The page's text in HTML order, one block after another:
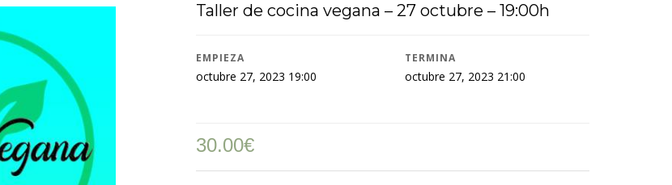
Taller de cocina vegana – 27 octubre – 19:00h
EMPIEZA
octubre 27, 2023 19:00
TERMINA
octubre 27, 2023 21:00
30.00€